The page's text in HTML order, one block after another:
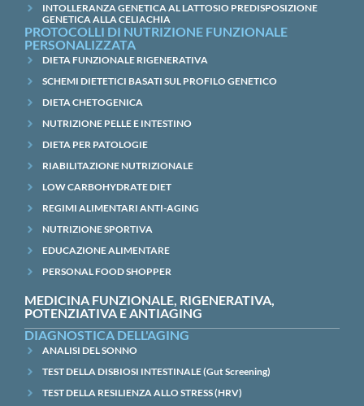
INTOLLERANZA GENETICA AL LATTOSIO PREDISPOSIZIONE
GENETICA ALLA CELIACHIA
PROTOCOLLI DI NUTRIZIONE FUNZIONALE
PERSONALIZZATA
DIETA FUNZIONALE RIGENERATIVA
SCHEMI DIETETICI BASATI SUL PROFILO GENETICO
DIETA CHETOGENICA
NUTRIZIONE PELLE E INTESTINO
DIETA PER PATOLOGIE
RIABILITAZIONE NUTRIZIONALE
LOW CARBOHYDRATE DIET
REGIMI ALIMENTARI ANTI-AGING
NUTRIZIONE SPORTIVA
EDUCAZIONE ALIMENTARE
PERSONAL FOOD SHOPPER
MEDICINA FUNZIONALE, RIGENERATIVA,
POTENZIATIVA E ANTIAGING
DIAGNOSTICA DELL'AGING
ANALISI DEL SONNO
TEST DELLA DISBIOSI INTESTINALE (Gut Screening)
TEST DELLA RESILIENZA ALLO STRESS (HRV)